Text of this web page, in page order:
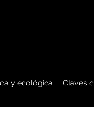
y ecológica Claves